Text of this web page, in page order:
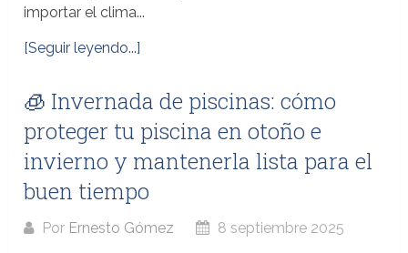
importar el clima...
[Seguir leyendo...]
🧊 Invernada de piscinas: cómo
proteger tu piscina en otoño e
invierno y mantenerla lista para el
buen tiempo
Por Ernesto Gómez 8 septiembre 2025